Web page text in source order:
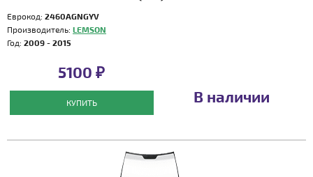
Еврокод: 2460AGNGYV
Производитель: LEMSON
Год: 2009 - 2015
5100 ₽
КУПИТЬ В наличии